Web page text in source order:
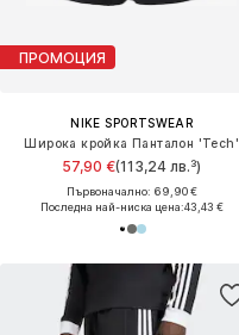
ПРОМОЦИЯ
NIKE SPORTSWEAR
Широка кройка Панталон 'Tech'
57,90 €(113,24 лв.³)
Първоначално: 69,90 €
Последна най-ниска цена:43,43 €